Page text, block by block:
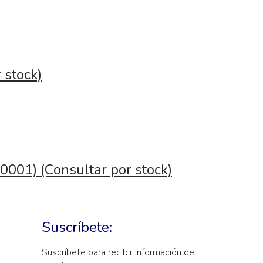
(Consultar por stock)
Suscríbete:
Suscríbete para recibir información de